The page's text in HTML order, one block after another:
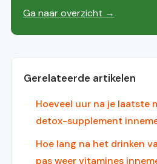
Ga naar overzicht →
Gerelateerde artikelen
Hoeveel uur na je laatste
detox-supplement
Hoe lang na het drinken
pas weer vitamines